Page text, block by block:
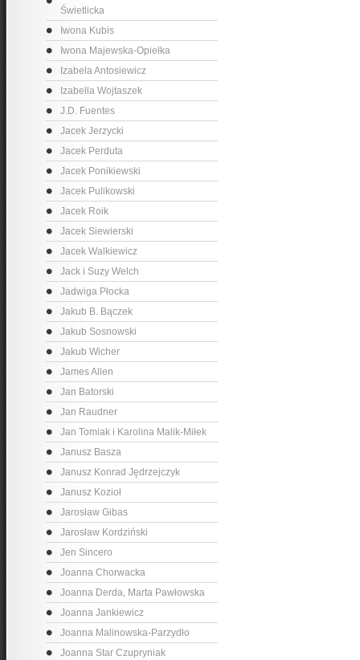
Świetlicka
Iwona Kubis
Iwona Majewska-Opiełka
Izabela Antosiewicz
Izabella Wojtaszek
J.D. Fuentes
Jacek Jerzycki
Jacek Perduta
Jacek Ponikiewski
Jacek Pulikowski
Jacek Roik
Jacek Siewierski
Jacek Walkiewicz
Jack i Suzy Welch
Jadwiga Płocka
Jakub B. Bączek
Jakub Sosnowski
Jakub Wicher
James Allen
Jan Batorski
Jan Raudner
Jan Tomiak i Karolina Malik-Miłek
Janusz Basza
Janusz Konrad Jędrzejczyk
Janusz Kozioł
Jarosław Gibas
Jarosław Kordziński
Jen Sincero
Joanna Chorwacka
Joanna Derda, Marta Pawłowska
Joanna Jankiewicz
Joanna Malinowska-Parzydło
Joanna Star Czupryniak